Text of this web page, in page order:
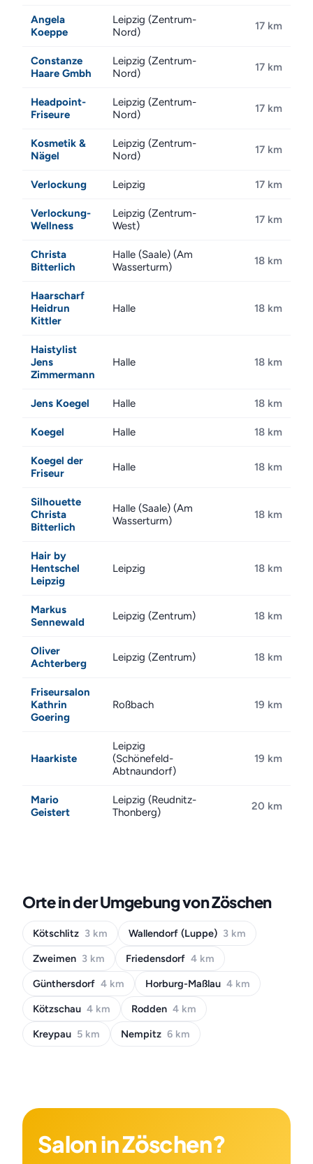
Angela
Koeppe
Leipzig (Zentrum-
Nord)
17 km
Constanze
Haare Gmbh
Leipzig (Zentrum-
Nord)
17 km
Headpoint-
Friseure
Leipzig (Zentrum-
Nord)
17 km
Kosmetik &
Nägel
Leipzig (Zentrum-
Nord)
17 km
Verlockung Leipzig 17 km
Verlockung-
Wellness
Leipzig (Zentrum-
West)
17 km
Christa
Bitterlich
Halle (Saale) (Am
Wasserturm)
18 km
Haarscharf
Heidrun
Kittler
Halle 18 km
Haistylist
Jens
Zimmermann
Halle 18 km
Jens Koegel Halle 18 km
Koegel Halle 18 km
Koegel der
Friseur
Halle 18 km
Silhouette
Christa
Bitterlich
Halle (Saale) (Am
Wasserturm)
18 km
Hair by
Hentschel
Leipzig
Leipzig 18 km
Markus
Sennewald
Leipzig (Zentrum) 18 km
Oliver
Achterberg
Leipzig (Zentrum) 18 km
Friseursalon
Kathrin
Goering
Roßbach 19 km
Haarkiste
Leipzig
(Schönefeld-
Abtnaundorf)
19 km
Mario
Geistert
Leipzig (Reudnitz-
Thonberg)
20 km
Orte in der Umgebung von Zöschen
Kötschlitz 3 km Wallendorf (Luppe) 3 km
Zweimen 3 km Friedensdorf 4 km
Günthersdorf 4 km Horburg-Maßlau 4 km
Kötzschau 4 km Rodden 4 km
Kreypau 5 km Nempitz 6 km
Salon in Zöschen?